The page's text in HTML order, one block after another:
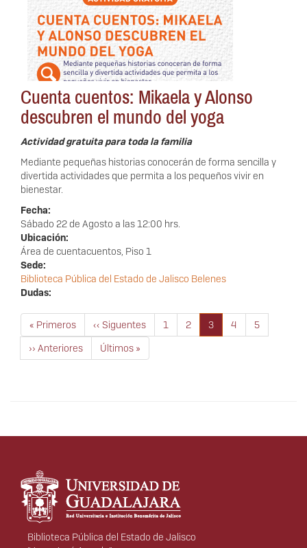
Cuenta cuentos: Mikaela y Alonso
descubren el mundo del yoga
Actividad gratuita para toda la familia
Mediante pequeñas historias conocerán de forma sencilla y
divertida actividades que permita a los pequeños vivir en
bienestar.
Fecha:
Sábado 22 de Agosto a las 12:00 hrs.
Ubicación:
Área de cuentacuentos, Piso 1
Sede:
Biblioteca Pública del Estado de Jalisco Belenes
Dudas:
Paginación
Primera
página
« Primeros
Página
anterior
‹‹ Siguentes Página
1 Página
2
Página
actual
3 Página
4 Página
5
Siguiente
página
›› Anteriores
Última
página
Últimos »
Información del
portal
Biblioteca Pública del Estado de Jalisco